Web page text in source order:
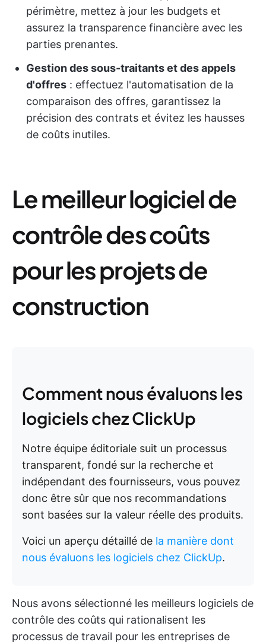
périmètre, mettez à jour les budgets et
assurez la transparence financière avec les
parties prenantes.
Gestion des sous-traitants et des appels
d'offres : effectuez l'automatisation de la
comparaison des offres, garantissez la
précision des contrats et évitez les hausses
de coûts inutiles.
Le meilleur logiciel de
contrôle des coûts
pour les projets de
construction
Comment nous évaluons les
logiciels chez ClickUp
Notre équipe éditoriale suit un processus
transparent, fondé sur la recherche et
indépendant des fournisseurs, vous pouvez
donc être sûr que nos recommandations
sont basées sur la valeur réelle des produits.
Voici un aperçu détaillé de la manière dont
nous évaluons les logiciels chez ClickUp.
Nous avons sélectionné les meilleurs logiciels de
contrôle des coûts qui rationalisent les
processus de travail pour les entreprises de